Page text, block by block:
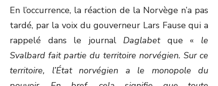
En l’occurrence, la réaction de la Norvège n’a pas
tardé, par la voix du gouverneur Lars Fause qui a
rappelé dans le journal Daglabetque « le
Svalbard fait partie du territoire norvégien. Sur ce
territoire, l’État norvégien a le monopole du